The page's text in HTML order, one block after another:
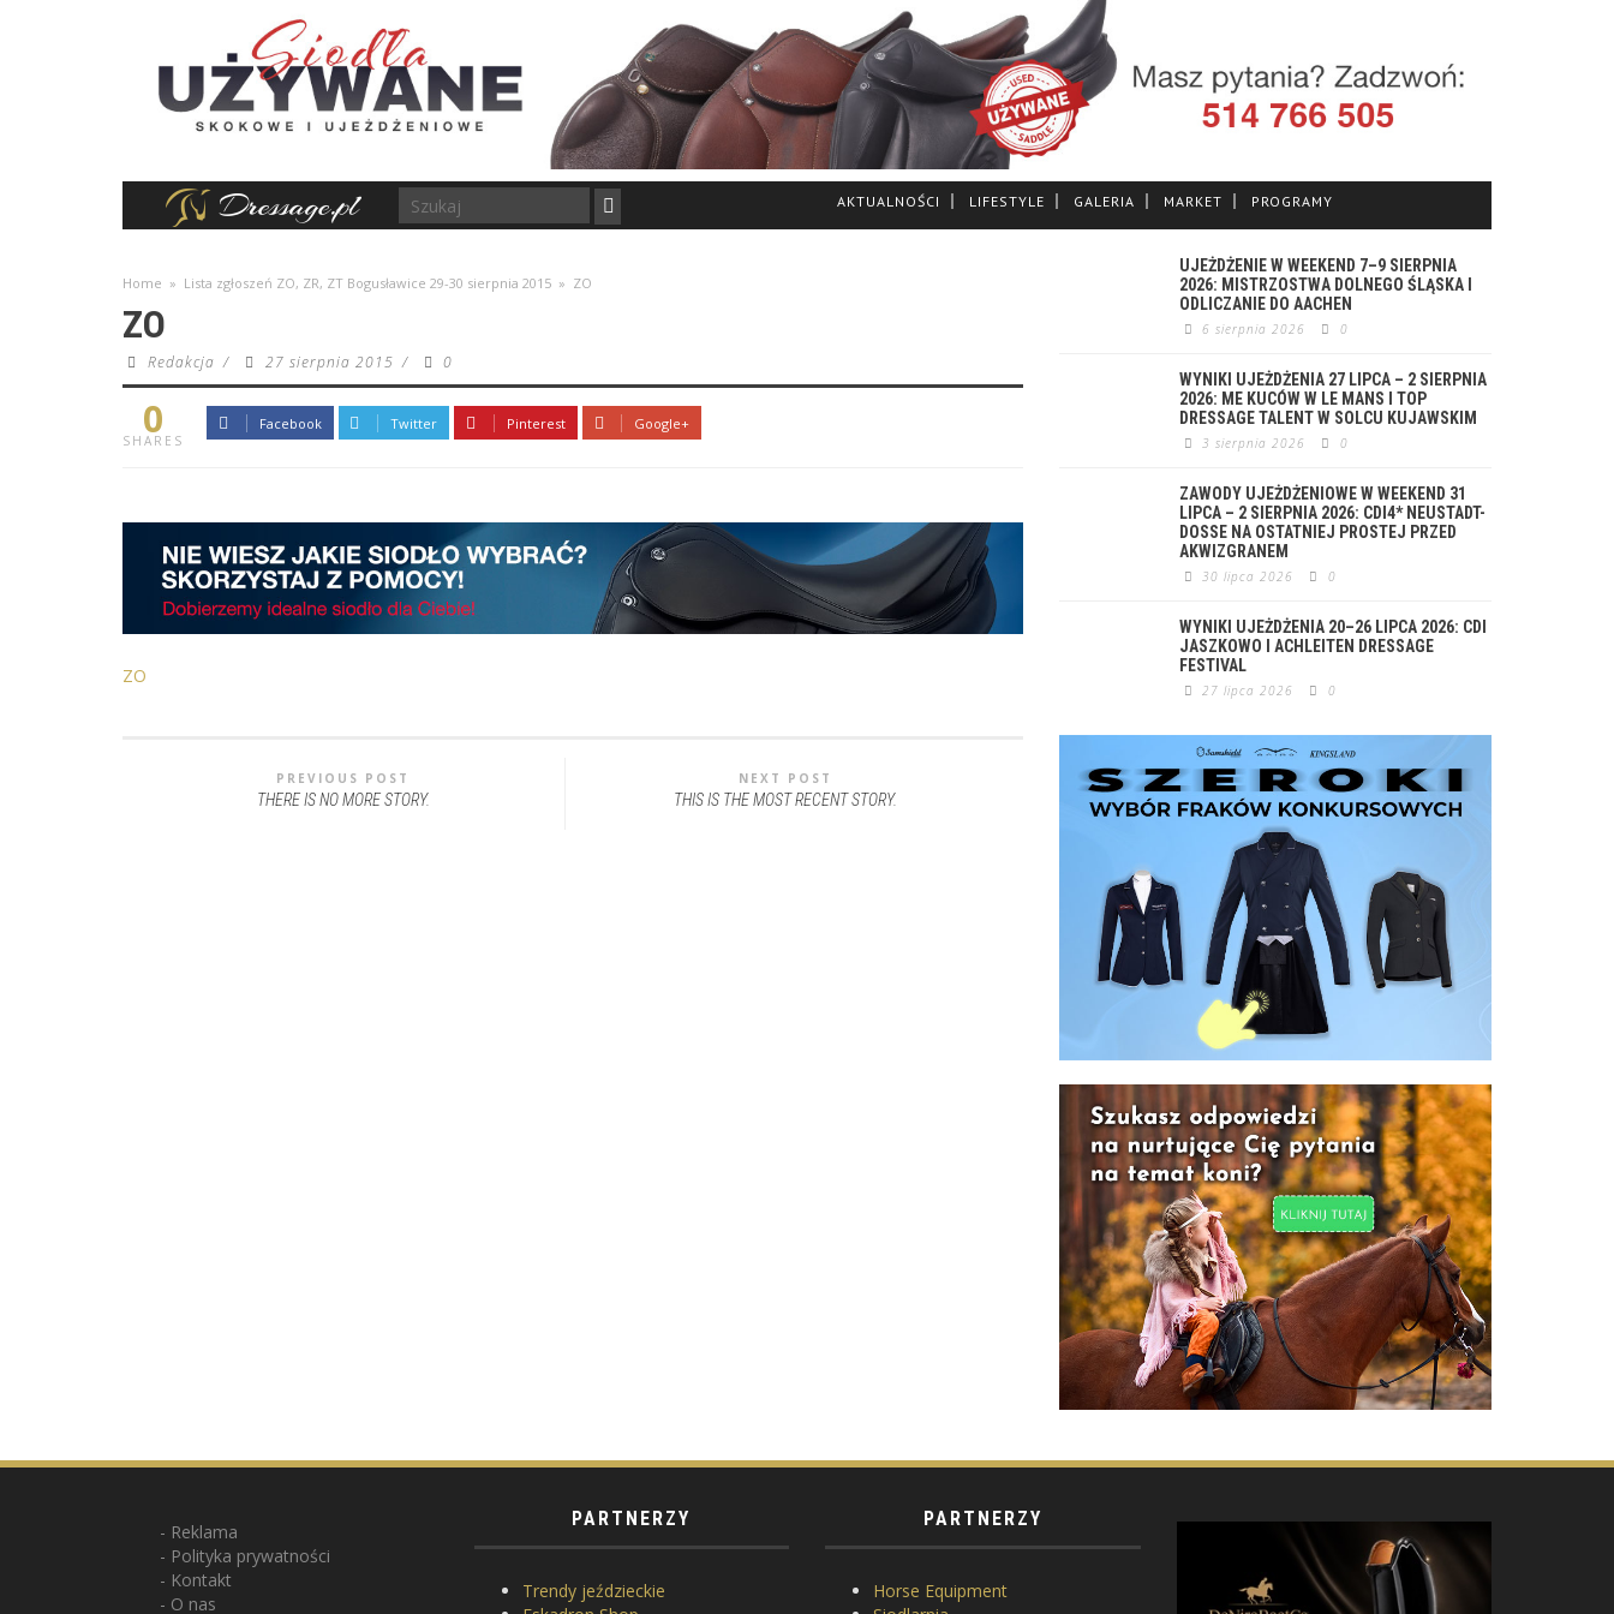
AKTUALNOŚCI LIFESTYLE GALERIA MARKET PROGRAMY
Home » Lista zgłoszeń ZO, ZR, ZT Bogusławice 29-30 sierpnia 2015 » ZO
ZO
Redakcja / 27 sierpnia 2015 / 0
0
SHARES
Facebook Twitter Pinterest Google+
ZO
PREVIOUS POST
THERE IS NO MORE STORY.
NEXT POST
THIS IS THE MOST RECENT STORY.
UJEŻDŻENIE W WEEKEND 7–9 SIERPNIA
2026: MISTRZOSTWA DOLNEGO ŚLĄSKA I
ODLICZANIE DO AACHEN
6 sierpnia 2026 0
WYNIKI UJEŻDŻENIA 27 LIPCA – 2 SIERPNIA
2026: ME KUCÓW W LE MANS I TOP
DRESSAGE TALENT W SOLCU KUJAWSKIM
3 sierpnia 2026 0
ZAWODY UJEŻDŻENIOWE W WEEKEND 31
LIPCA – 2 SIERPNIA 2026: CDI4* NEUSTADT-
DOSSE NA OSTATNIEJ PROSTEJ PRZED
AKWIZGRANEM
30 lipca 2026 0
WYNIKI UJEŻDŻENIA 20–26 LIPCA 2026: CDI
JASZKOWO I ACHLEITEN DRESSAGE
FESTIVAL
27 lipca 2026 0
Reklama
Polityka prywatności
Kontakt
O nas
PARTNERZY
Trendy jeździeckie
PARTNERZY
Horse Equipment